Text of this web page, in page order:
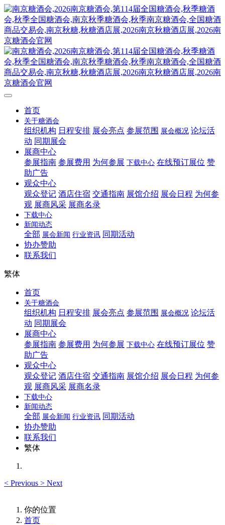
首页
关于糖酒会
组织机构 日程安排 展会亮点 参展范围 展会概况 论坛活
动 同期展会
展商中心
参展指南 参展费用 为何参展 下载中心 在线预订展位 赞
助广告
观众中心
观众登记 酒店住宿 交通指南 展馆介绍 展会日程 为何参
观 展商风采 展商名录
下载中心
新闻动态
全部 展会新闻 行业资讯 同期活动
协办赞助
联系我们
繁体
首页
关于糖酒会
组织机构 日程安排 展会亮点 参展范围 展会概况 论坛活
动 同期展会
展商中心
参展指南 参展费用 为何参展 下载中心 在线预订展位 赞
助广告
观众中心
观众登记 酒店住宿 交通指南 展馆介绍 展会日程 为何参
观 展商风采 展商名录
下载中心
新闻动态
全部 展会新闻 行业资讯 同期活动
协办赞助
联系我们
繁体
< Previous > Next
你的位置
首页